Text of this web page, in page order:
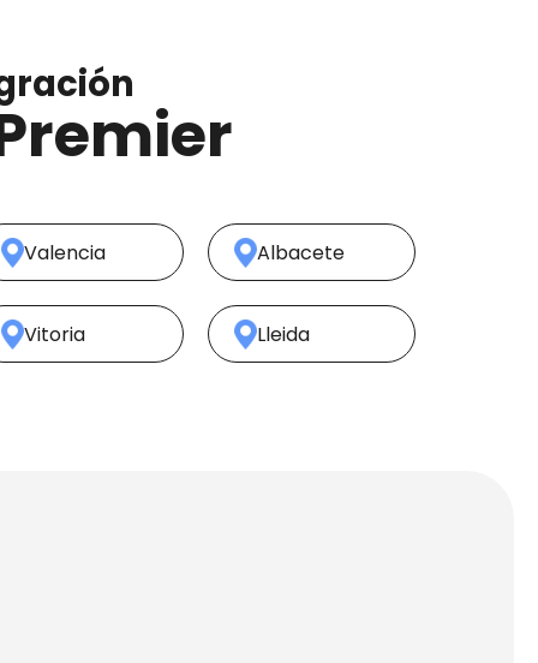
Valencia Albacete
Vitoria Lleida